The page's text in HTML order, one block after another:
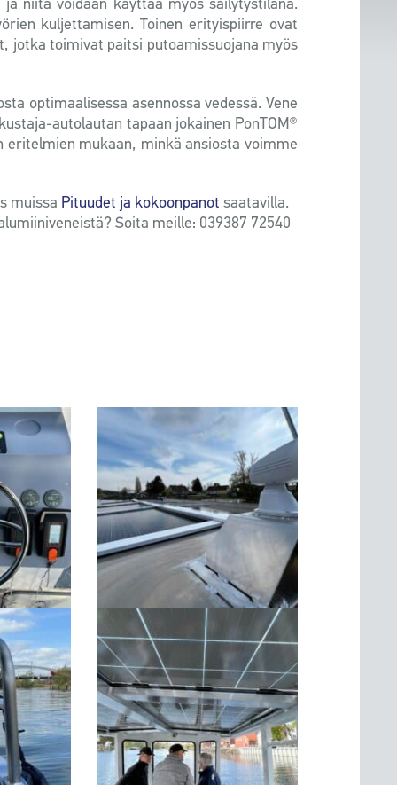
niitä voidaan käyttää myös säilytystilana.
kuljettamisen. Toinen erityispiirre ovat
jotka toimivat paitsi putoamissuojana myös
optimaalisessa asennossa vedessä. Vene
autolautan tapaan jokainen PonTOM®
eritelmien mukaan, minkä ansiosta voimme
muissa Pituudet ja kokoonpanot saatavilla.
Soita meille: 039387 72540